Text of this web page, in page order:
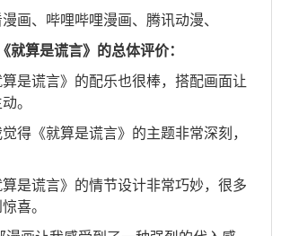
画、 哔哩哔哩漫画、 腾讯动漫、
就算是谎言》的总体评价：
是谎言》的配乐也很棒，搭配画面让
。
得《就算是谎言》的主题非常深刻，
是谎言》的情节设计非常巧妙，很多
喜。